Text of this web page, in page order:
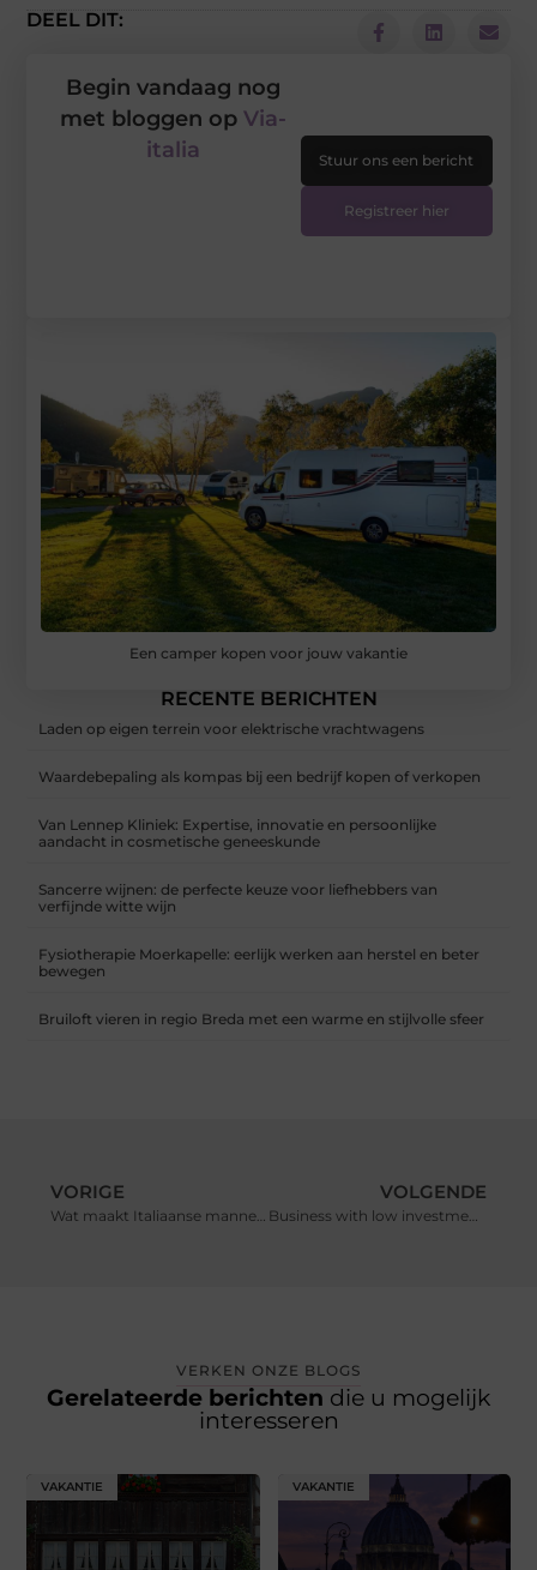
DEEL DIT:
Een camper kopen voor jouw vakantie
RECENTE BERICHTEN
Laden op eigen terrein voor elektrische vrachtwagens
Waardebepaling als kompas bij een bedrijf kopen of verkopen
Van Lennep Kliniek: Expertise, innovatie en persoonlijke
aandacht in cosmetische geneeskunde
Sancerre wijnen: de perfecte keuze voor liefhebbers van
verfijnde witte wijn
Fysiotherapie Moerkapelle: eerlijk werken aan herstel en beter
bewegen
Bruiloft vieren in regio Breda met een warme en stijlvolle sfeer
Begin vandaag nog
met bloggen op Via-
italia
Stuur ons een bericht
Registreer hier
VORIGE
Wat maakt Italiaanse mannenmode zo bijzonder?
VOLGENDE
Business with low investment and high profit
VERKEN ONZE BLOGS
Gerelateerde berichten die u mogelijk
interesseren
VAKANTIE VAKANTIE